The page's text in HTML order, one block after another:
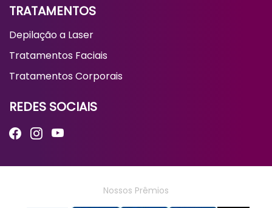
TRATAMENTOS
Depilação a Laser
Tratamentos Faciais
Tratamentos Corporais
REDES SOCIAIS
Nossos Prêmios